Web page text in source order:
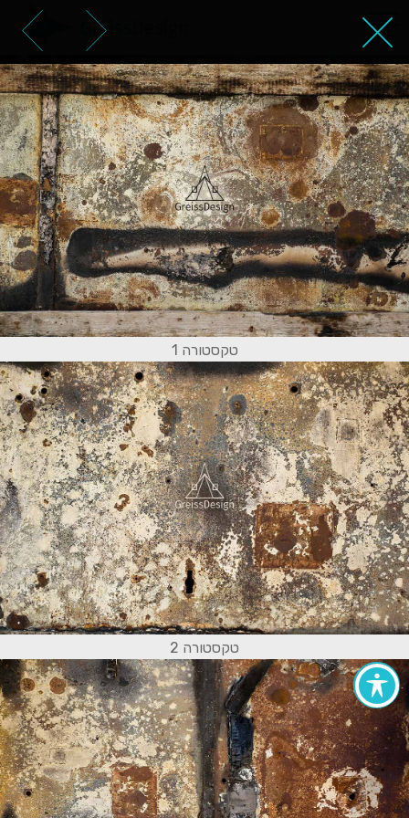
טקסטורה של חלודה על קיר
טקסטורה 1
טקסטורה 2
הצהרת נגישות אתרים מומלצים מפת אתר
צור קשר
קישורים של גרייס דיזיין
כל הזכויות שמורות © גרייס דיזיין - מיתוג, עיצוב לדיגיטל ולפרינט, קורס
גרפיקה